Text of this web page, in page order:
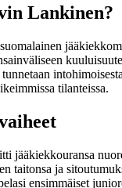
Lankinen?
tilanteissa.
jääkiekkouransa
taitonsa ja
ensimmäiset